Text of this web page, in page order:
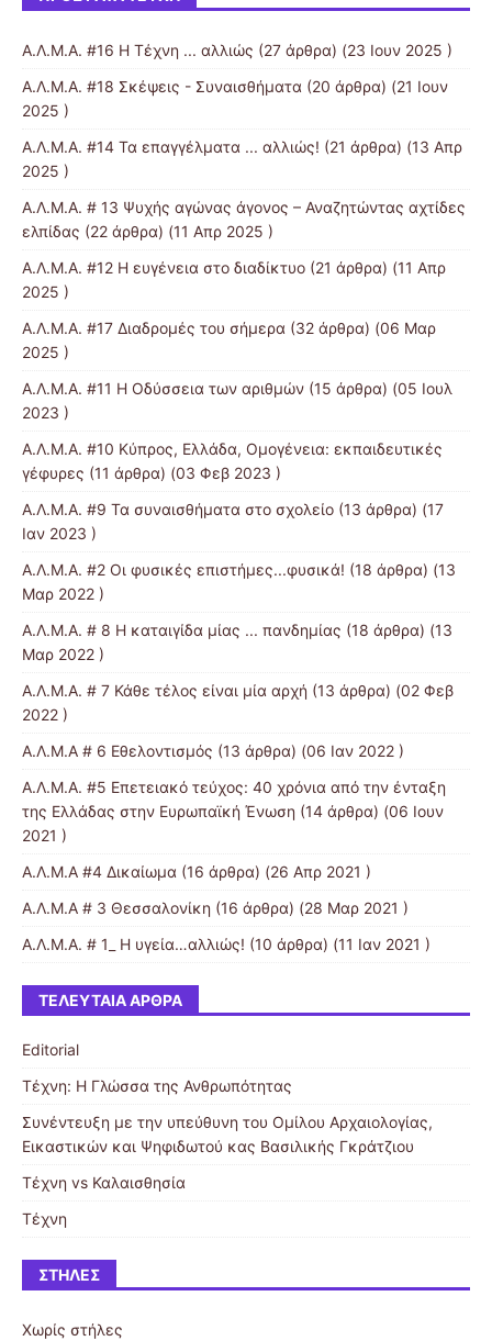
Α.Λ.Μ.Α. #16 Η Τέχνη ... αλλιώς (27 άρθρα) (23 Ιουν 2025 )
Α.Λ.Μ.Α. #18 Σκέψεις - Συναισθήματα (20 άρθρα) (21 Ιουν
2025 )
Α.Λ.Μ.Α. #14 Τα επαγγέλματα ... αλλιώς! (21 άρθρα) (13 Απρ
2025 )
Α.Λ.Μ.Α. # 13 Ψυχής αγώνας άγονος – Αναζητώντας αχτίδες
ελπίδας (22 άρθρα) (11 Απρ 2025 )
Α.Λ.Μ.Α. #12 Η ευγένεια στο διαδίκτυο (21 άρθρα) (11 Απρ
2025 )
Α.Λ.Μ.Α. #17 Διαδρομές του σήμερα (32 άρθρα) (06 Μαρ
2025 )
Α.Λ.Μ.Α. #11 Η Οδύσσεια των αριθμών (15 άρθρα) (05 Ιουλ
2023 )
Α.Λ.Μ.Α. #10 Κύπρος, Ελλάδα, Ομογένεια: εκπαιδευτικές
γέφυρες (11 άρθρα) (03 Φεβ 2023 )
Α.Λ.Μ.Α. #9 Τα συναισθήματα στο σχολείο (13 άρθρα) (17
Ιαν 2023 )
Α.Λ.Μ.Α. #2 Οι φυσικές επιστήμες...φυσικά! (18 άρθρα) (13
Μαρ 2022 )
Α.Λ.Μ.Α. # 8 Η καταιγίδα μίας ... πανδημίας (18 άρθρα) (13
Μαρ 2022 )
Α.Λ.Μ.Α. # 7 Κάθε τέλος είναι μία αρχή (13 άρθρα) (02 Φεβ
2022 )
Α.Λ.Μ.Α # 6 Εθελοντισμός (13 άρθρα) (06 Ιαν 2022 )
Α.Λ.Μ.Α. #5 Επετειακό τεύχος: 40 χρόνια από την ένταξη
της Ελλάδας στην Ευρωπαϊκή Ένωση (14 άρθρα) (06 Ιουν
2021 )
Α.Λ.Μ.Α #4 Δικαίωμα (16 άρθρα) (26 Απρ 2021 )
Α.Λ.Μ.Α # 3 Θεσσαλονίκη (16 άρθρα) (28 Μαρ 2021 )
Α.Λ.Μ.Α. # 1_ Η υγεία…αλλιώς! (10 άρθρα) (11 Ιαν 2021 )
ΤΕΛΕΥΤΑΊΑ ΆΡΘΡΑ
Editorial
Τέχνη: Η Γλώσσα της Ανθρωπότητας
Συνέντευξη με την υπεύθυνη του Ομίλου Αρχαιολογίας,
Εικαστικών και Ψηφιδωτού κας Βασιλικής Γκράτζιου
Τέχνη vs Καλαισθησία
Τέχνη
ΣΤΉΛΕΣ
Χωρίς στήλες